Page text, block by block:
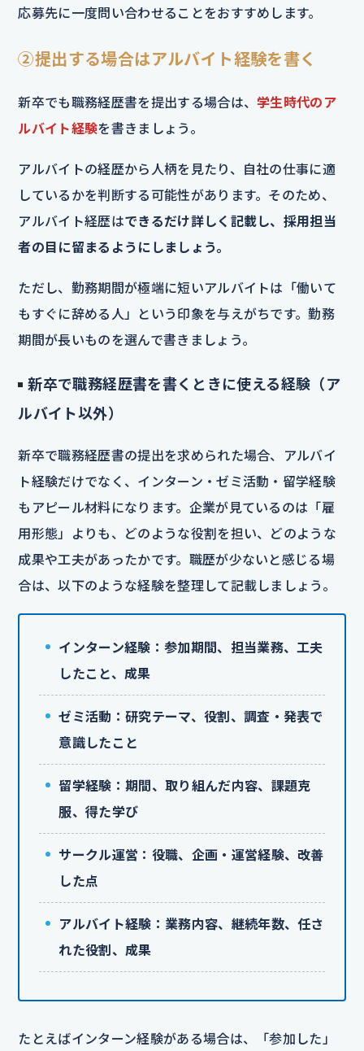
応募先に一度問い合わせることをおすすめします。
②提出する場合はアルバイト経験を書く
新卒でも職務経歴書を提出する場合は、学生時代のア
ルバイト経験を書きましょう。
アルバイトの経歴から人柄を見たり、自社の仕事に適
しているかを判断する可能性があります。そのため、
アルバイト経歴はできるだけ詳しく記載し、採用担当
者の目に留まるようにしましょう。
ただし、勤務期間が極端に短いアルバイトは「働いて
もすぐに辞める人」という印象を与えがちです。勤務
期間が長いものを選んで書きましょう。
新卒で職務経歴書を書くときに使える経験（ア
ルバイト以外）
新卒で職務経歴書の提出を求められた場合、アルバイ
ト経験だけでなく、インターン・ゼミ活動・留学経験
もアピール材料になります。企業が見ているのは「雇
用形態」よりも、どのような役割を担い、どのような
成果や工夫があったかです。職歴が少ないと感じる場
合は、以下のような経験を整理して記載しましょう。
インターン経験：参加期間、担当業務、工夫
したこと、成果
ゼミ活動：研究テーマ、役割、調査・発表で
意識したこと
留学経験：期間、取り組んだ内容、課題克
服、得た学び
サークル運営：役職、企画・運営経験、改善
した点
アルバイト経験：業務内容、継続年数、任さ
れた役割、成果
たとえばインターン経験がある場合は、「参加した」